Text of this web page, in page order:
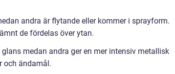
andra är flytande eller kommer i sprayform.
de fördelas över ytan.
medan andra ger en mer intensiv metallisk
och ändamål.